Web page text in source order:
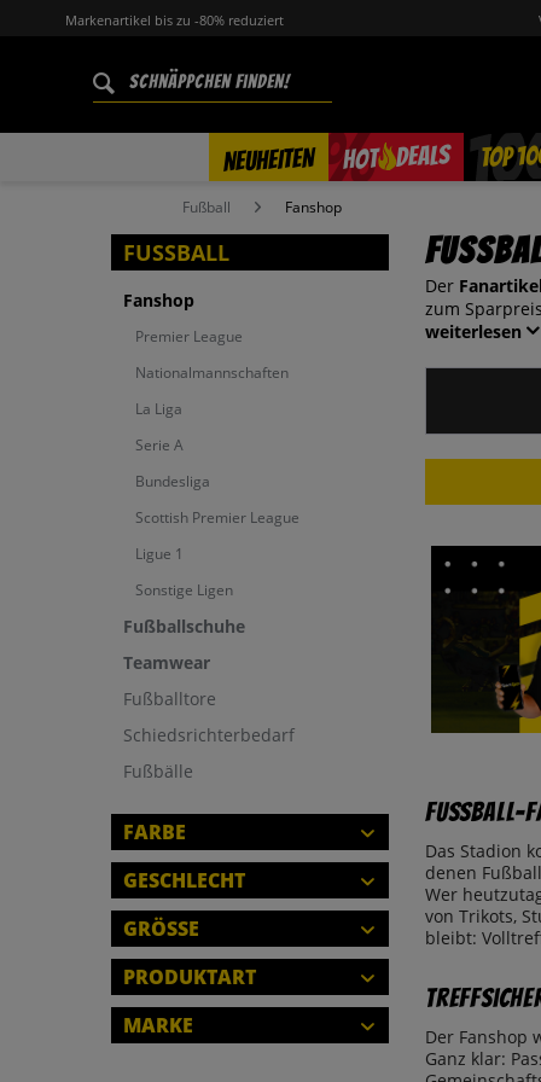
Markenartikel bis zu -80% reduziert
NEUHEITEN HOT DEALS
% TOP
Fußball Fanshop
FUSSBALL
Fanshop
Premier League
Nationalmannschaften
La Liga
Serie A
Bundesliga
Scottish Premier League
Ligue 1
Sonstige Ligen
Fußballschuhe
Teamwear
Fußballtore
Schiedsrichterbedarf
Fußbälle
FARBE
GESCHLECHT
HERREN
DAMEN
KINDER
SCHLIESSEN
GRÖSSE
2XS
XS
S
PRODUKTART
TISCHKICKER
MARKE
Der
zum
weiterlesen
Fussball-
Das Stadion
denen
Wer
von Trikots,
bleibt:
Der Fanshop
Ganz klar: